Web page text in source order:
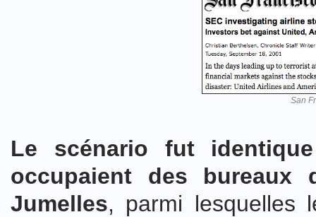
San
Le scénario fut
occupaient des
Jumelles, parmi lesquelles